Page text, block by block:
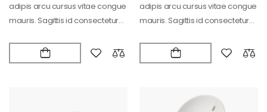
adipis arcu cursus vitae congue
mauris. Sagittis id consectetur
adipis arcu cursus vitae congue
mauris. Sagittis id consectetur